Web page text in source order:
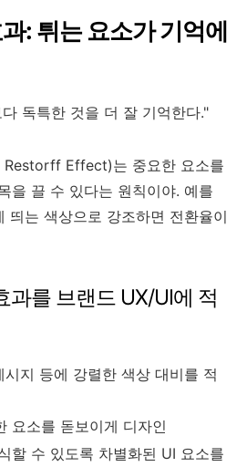
: 튀는 요소가 기억에
독특한 것을 더 잘 기억한다."
Restorff Effect)는 중요한 요소를
을 끌 수 있다는 원칙이야. 예를
띄는 색상으로 강조하면 전환율이
과를 브랜드 UX/UI에 적
지 등에 강렬한 색상 대비를 적
요소를 돋보이게 디자인
할 수 있도록 차별화된 UI 요소를